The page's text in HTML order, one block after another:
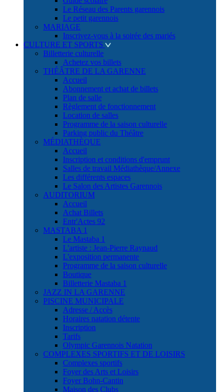
Le Réseau des Parents garennois
Le petit garennois
MARIAGE
Inscrivez-vous à la soirée des mariés
CULTURE ET SPORTS
Billetterie culturelle
Achetez vos billets
THÉÂTRE DE LA GARENNE
Accueil
Abonnement et achat de billets
Plan de salle
Règlement de fonctionnement
Location de salles
Programme de la saison culturelle
Parking public du Théâtre
MÉDIATHÈQUE
Accueil
Inscription et conditions d'emprunt
Salles de travail Médiathèque/Annexe
Les différents espaces
Le Salon des Artistes Garennois
AUDITORIUM
Accueil
Achat Billets
Entr'Actes 92
MASTABA 1
Le Mastaba 1
L'artiste : Jean-Pierre Raynaud
L'exposition permanente
Programme de la saison culturelle
Boutique
Billetterie Mastaba 1
JAZZ IN LA GARENNE
PISCINE MUNICIPALE
Adresse / Accès
Horaires natation détente
Inscription
Tarifs
Olympic Garennois Natation
COMPLEXES SPORTIFS ET DE LOISIRS
Complexes sportifs
Foyer des Arts et Loisirs
Foyer Bohn-Cantin
Maison des Clubs